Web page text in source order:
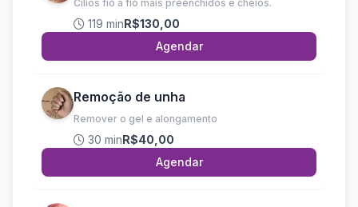
Cílios fio a fio mais preenchidos e cheios.
119 minR$130,00
Agendar
Remoção de unha
Remover o gel e alongamento
30 minR$40,00
Agendar